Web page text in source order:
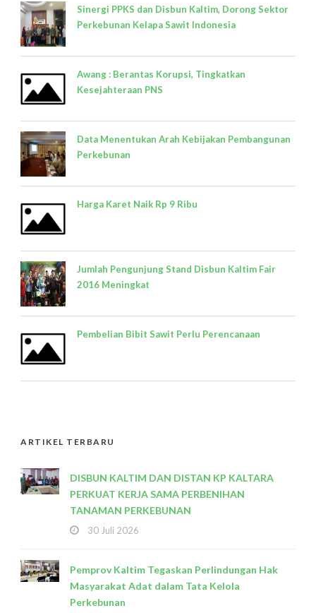
Sinergi PPKS dan Disbun Kaltim, Dorong Sektor
Perkebunan Kelapa Sawit Indonesia
Awang : Berantas Korupsi, Tingkatkan
Kesejahteraan PNS
Data Menentukan Arah Kebijakan Pembangunan
Perkebunan
Harga Karet Naik Rp 9 Ribu
Jumlah Pengunjung Stand Disbun Kaltim Fair
2016 Meningkat
Pembelian Bibit Sawit Perlu Perencanaan
ARTIKEL TERBARU
DISBUN KALTIM DAN DISTAN KP KALTARA
PERKUAT KERJA SAMA PERBENIHAN
TANAMAN PERKEBUNAN
30 Juli 2026
Pemprov Kaltim Tegaskan Perlindungan Hak
Masyarakat Adat dalam Tata Kelola
Perkebunan